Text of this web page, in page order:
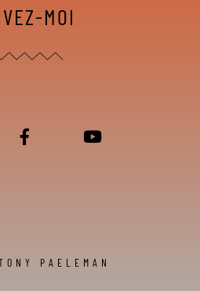
MOI
PAELEMAN